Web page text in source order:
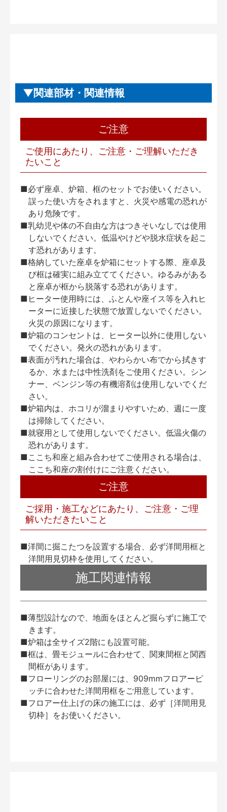
関連部材・関連情報
ご注意
ご使用にあたり、ご注意・ご理解いただき
たいこと
■必ず座卓、炉箱、框のセットでお使いください。
誤った使い方をされますと、火災や感電の恐れが
あり危険です。
■乳幼児や体の不自由な方はつきそいなしでは使用
しないでください。低温やけどや脱水症状を起こ
す恐れがあります。
■格納していた座卓を炉箱にセットする際、座卓及
び框は確実に組み立ててください。ゆるみがある
と座卓が框から脱落する恐れがあります。
■ヒーター使用時には、ふとんや座イス等を入れヒ
ーターに近接した状態で放置しないでください。
火災の原因になります。
■炉箱のコンセントは、ヒーター以外に使用しない
でください。発火の恐れがあります。
■表面が汚れた場合は、やわらかい布でから拭きす
るか、水または中性洗剤をご使用ください。シン
ナー、ベンジン等の有機溶剤は使用しないでくだ
さい。
■炉箱内は、ホコリが溜まりやすいため、週に一度
は掃除してください。
■就寝用として使用しないでください。低温火傷の
恐れがあります。
■ここち和座と組み合わせてご使用される場合は、
ここち和座の割付けにご注意ください。
ご注意
ご採用・施工などにあたり、ご注意・ご理
解いただきたいこと
■洋間に掘こたつを設置する場合、必ず洋間用框と
洋間用見切枠を使用してください。
施工関連情報
■薄型設計なので、地面をほとんど掘らずに施工で
きます。
■炉箱は全サイズ2階にも設置可能。
■框は、畳モジュールに合わせて、関東間框と関西
間框があります。
■フローリングのお部屋には、909mmフロアーピ
ッチに合わせた洋間用框をご用意しています。
■フロアー仕上げの床の施工には、必ず［洋間用見
切枠］をお使いください。